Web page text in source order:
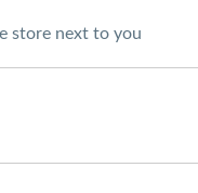
store next to you